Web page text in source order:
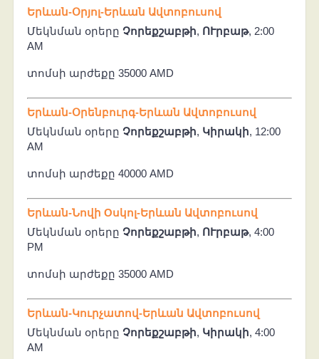
Երևան-Օրյոլ-Երևան Ավտոբուսով
Մեկնման օրերը Չորեքշաբթի, ՈՒրբաթ, 2:00
AM
տոմսի արժեքը 35000 AMD
Երևան-Օրենբուրգ-Երևան Ավտոբուսով
Մեկնման օրերը Չորեքշաբթի, Կիրակի, 12:00
AM
տոմսի արժեքը 40000 AMD
Երևան-Նովի Oսկոլ-Երևան Ավտոբուսով
Մեկնման օրերը Չորեքշաբթի, ՈՒրբաթ, 4:00
PM
տոմսի արժեքը 35000 AMD
Երևան-Կուրչատով-Երևան Ավտոբուսով
Մեկնման օրերը Չորեքշաբթի, Կիրակի, 4:00
AM